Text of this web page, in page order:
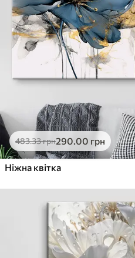
483.33грн290.00 грн
Ніжна квітка